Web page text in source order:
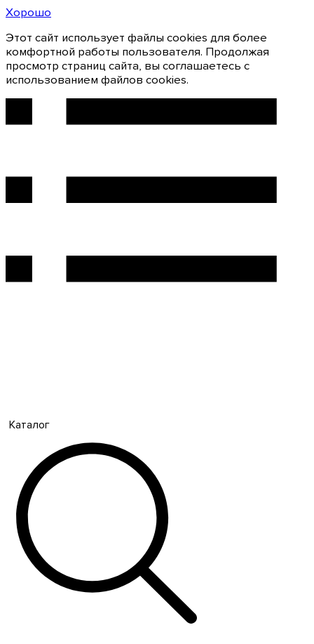
Хорошо
Этот сайт использует файлы cookies для более
комфортной работы пользователя. Продолжая
просмотр страниц сайта, вы соглашаетесь с
использованием файлов cookies.
Каталог